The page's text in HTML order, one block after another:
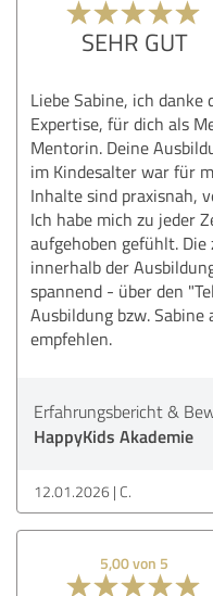
SEHR GUT
Liebe Sabine, ich
Expertise, für dich als
Mentorin. Deine
im Kindesalter war für
Inhalte sind praxisnah,
Ich habe mich zu jeder
aufgehoben gefühlt.
innerhalb der
spannend - über den
Ausbildung bzw.
empfehlen.
Erfahrungsbericht &
HappyKids Akademie
12.01.2026 C.
5,00 von 5